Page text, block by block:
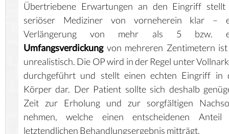
Übertriebene Erwartungen an den Eingriff stellt
seriöser Mediziner von vorneherein klar –
Verlängerung von mehr als 5 bzw.
Umfangsverdickungvon mehreren Zentimetern
unrealistisch. Die OP wird in der Regel unter
durchgeführt und stellt einen echten Eingriff in
Körper dar. Der Patient sollte sich deshalb
Zeit zur Erholung und zur sorgfältigen
nehmen, welche einen entscheidenen Anteil
letztendlichen Behandlungsergebnis mitträgt.